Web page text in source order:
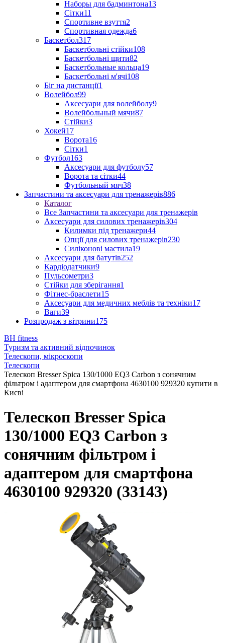
Наборы для бадминтона13
Сітки11
Спортивне взуття2
Спортивная одежда6
Баскетбол317
Баскетбольні стійки108
Баскетбольні щити82
Баскетбольные кольца19
Баскетбольні м'ячі108
Біг на дистанції1
Волейбол99
Аксесуари для волейболу9
Волейбольный мячи87
Стійки3
Хокей17
Ворота16
Сітки1
Футбол163
Аксесуари для футболу57
Ворота та сітки44
Футбольный мяч38
Запчастини та аксесуари для тренажерів886
Каталог
Все Запчастини та аксесуари для тренажерів
Аксесуари для силових тренажерів304
Килимки під тренажери44
Опції для силових тренажерів230
Силіконові мастила19
Аксесуари для батутів252
Кардіодатчики9
Пульсометри3
Стійки для зберігання1
Фітнес-браслети15
Аксесуари для медичних меблів та техніки17
Ваги39
Розпродаж з вітрини175
BH fitness
Туризм та активний відпочинок
Телескопи, мікроскопи
Телескопи
Телескоп Bresser Spica 130/1000 EQ3 Carbon з сонячним
фільтром і адаптером для смартфона 4630100 929320 купити в
Києві
Телескоп Bresser Spica
130/1000 EQ3 Carbon з
сонячним фільтром і
адаптером для смартфона
4630100 929320 (33143)